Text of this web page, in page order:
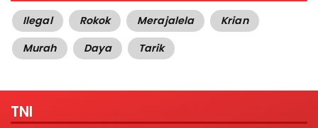
Ilegal Rokok Merajalela
Krian
Murah
Daya Tarik
TNI